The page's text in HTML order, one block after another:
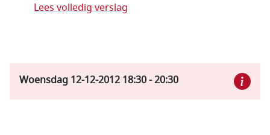
Lees volledig verslag
Woensdag 12-12-2012 18:30-20:30